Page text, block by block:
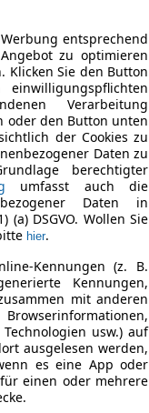
entsprechend
zu optimieren
Klicken Sie den Button
Verarbeitung
oder den Button unten
der Cookies zu
Daten zu
berechtigter
umfasst auch die
Daten in
(a) DSGVO. Wollen Sie
hier.
Kennungen (z. B.
Kennungen,
mit anderen
usw.) auf
ausgelesen werden,
es eine App oder
einen oder mehrere